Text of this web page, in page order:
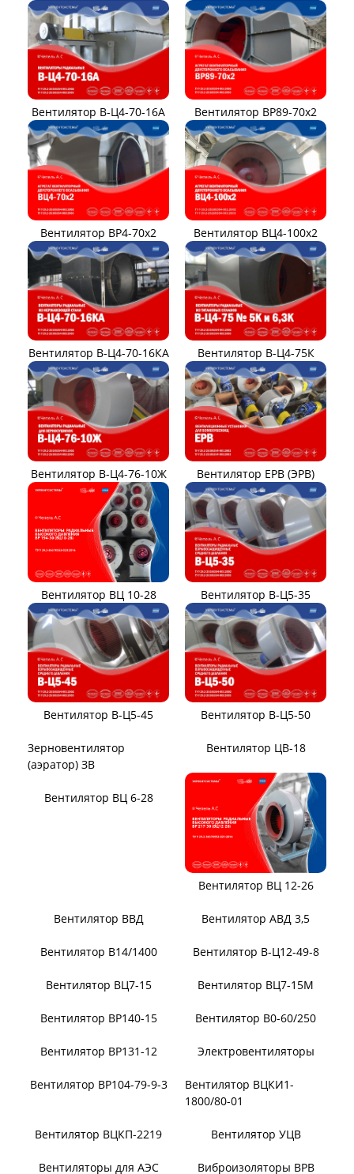
Вентилятор В-Ц4-70-16А Вентилятор ВР89-70x2
Вентилятор ВР4-70x2 Вентилятор ВЦ4-100х2
Вентилятор В-Ц4-70-16КА Вентилятор В-Ц4-75К
Вентилятор В-Ц4-76-10Ж Вентилятор ЕРВ (ЭРВ)
Вентилятор ВЦ 10-28 Вентилятор В-Ц5-35
Вентилятор В-Ц5-45 Вентилятор В-Ц5-50
Вентилятор ЦВ-18
Вентилятор ВВД Вентилятор АВД 3,5